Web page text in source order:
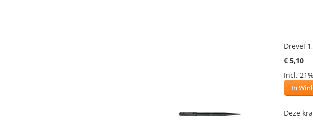
Drevel
€ 5,10
Incl.
In
Deze